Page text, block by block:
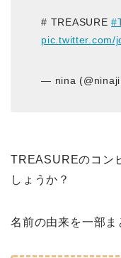
# TREASURE
pic.twitter.com/
— nina
TREASUREのコン
しょうか？
名前の由来を一部ま